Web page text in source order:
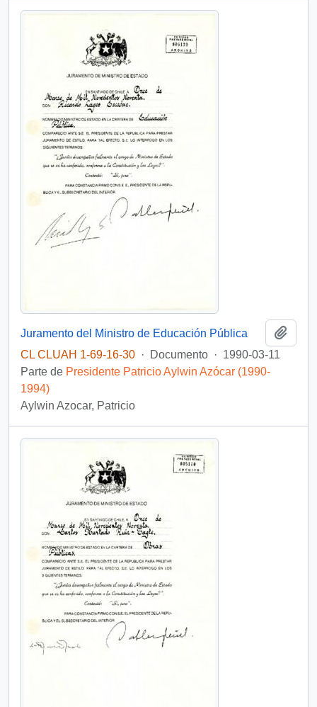
Juramento del Ministro de Educación Pública
CL CLUAH 1-69-16-30 · Documento · 1990-03-11
Parte de Presidente Patricio Aylwin Azócar (1990-
1994)
Aylwin Azocar, Patricio